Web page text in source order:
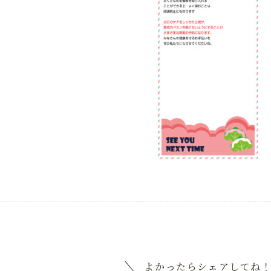
よかったらシェアしてね